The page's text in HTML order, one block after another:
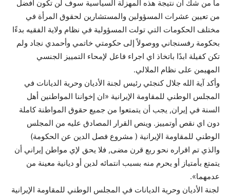
ما من شك ان نتيجة هذه المهزلة السياسية سوف لن تكون أفضل
من تعيين عشرات المسؤولين والمستشارين لحقوق المرأة في
مختلف الحكومات التي تولت المسؤولية في نظام ولاية الفقيه بدءًا
بحكومة رفسنجاني ووصولاً إلى حكومتي خاتمي وأحمدي نجاد ولم
تكن كفيلة ابدًا باتخاذ اي اجراء فاعل لإمحاء التمييز الجنسي
المهيمن على نظام الملالي.
وأكد آية الله جلال كنجئي رئيس لجنة الأديان وحرية الديانات في
المجلس الوطني للمقاومة الإيرانية «ان إخواننا المواطنين أهل
السنة في إيران, يجب أن يتمتعوا من جميع حقوق المواطنة كاملة
دون اي نقص أوتمييز. وينص القرار المصادق عليه من المجلس
الوطني للمقاومة الإيرانية ( مشروع فصل الدين عن الحكومة)
والذي تم اقراره نحو ربع قرن مضى, فلا يحق لإي مواطن إيراني أن
يتمتع بأمتياز أو يحرم منه بسبب انتمائه لدين أو ديانية معينة من
عدمهما».
لجنة الأديان وحرية الديانات في المجلس الوطني للمقاومة الإيرانية